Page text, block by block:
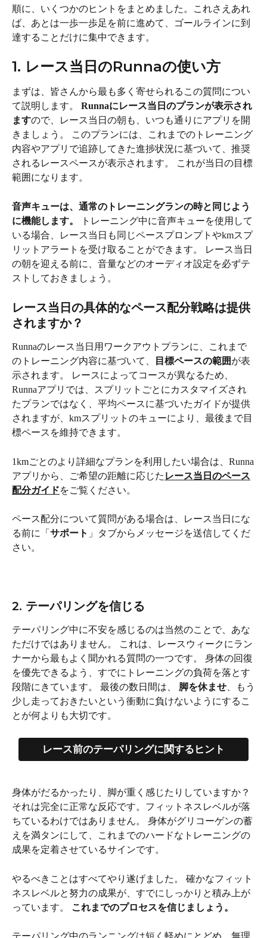
順に、いくつかのヒントをまとめました。これさえあれ
ば、あとは一歩一歩足を前に進めて、ゴールラインに到
達することだけに集中できます。
1. レース当日のRunnaの使い方
まずは、皆さんから最も多く寄せられるこの質問につい
て説明します。 Runnaにレース当日のプランが表示され
ますので、レース当日の朝も、いつも通りにアプリを開
きましょう。 このプランには、これまでのトレーニング
内容やアプリで追跡してきた進捗状況に基づいて、推奨
されるレースペースが表示されます。 これが当日の目標
範囲になります。
音声キューは、通常のトレーニングランの時と同じよう
に機能します。
トレーニング中に音声キューを使用して
いる場合、レース当日も同じペースプロンプトやkmスプ
リットアラートを受け取ることができます。 レース当日
の朝を迎える前に、音量などのオーディオ設定を必ずテ
ストしておきましょう。
レース当日の具体的なペース配分戦略は提供
されますか？
Runnaのレース当日用ワークアウトプランに、これまで
のトレーニング内容に基づいて、
目標ペースの範囲が表
示されます。 レースによってコースが異なるため、
Runnaアプリでは、スプリットごとにカスタマイズされ
たプランではなく、平均ペースに基づいたガイドが提供
されますが、kmスプリットのキューにより、最後まで目
標ペースを維持できます。
1kmごとのより詳細なプランを利用したい場合は、Runna
アプリから、ご希望の距離に応じた レース当日のペース
配分ガイドをご覧ください。
ペース配分について質問がある場合は、レース当日にな
る前に「 サポート 」タブからメッセージを送信してくだ
さい。
2. テーパリングを信じる
テーパリング中に不安を感じるのは当然のことで、あな
ただけではありません。 これは、レースウィークにラン
ナーから最もよく聞かれる質問の一つです。 身体の回復
を優先できるよう、すでにトレーニングの負荷を落とす
段階にきています。 最後の数日間は、 脚を休ませ 、もう
少し走っておきたいという衝動に負けないようにするこ
とが何よりも大切です。
レース前のテーパリングに関するヒント
身体がだるかったり、脚が重く感じたりしていますか？
それは完全に正常な反応です。フィットネスレベルが落
ちているわけではありません。 身体がグリコーゲンの蓄
えを満タンにして、これまでのハードなトレーニングの
成果を定着させているサインです。
やるべきことはすべてやり遂げました。 確かなフィット
ネスレベルと努力の成果が、すでにしっかりと積み上が
っています。
これまでのプロセスを信じましょう。